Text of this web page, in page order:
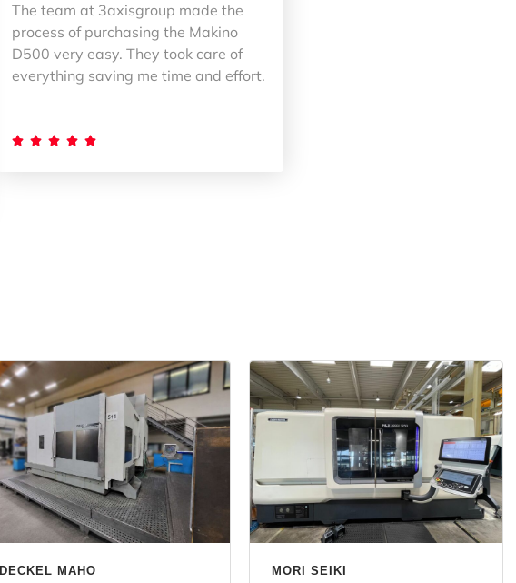
The team at 3axisgroup made the
process of purchasing the Makino
D500 very easy. They took care of
everything saving me time and effort.
    
DECKEL MAHO MORI SEIKI